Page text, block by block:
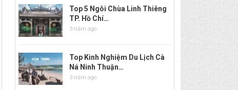
Top 5 Ngôi Chùa Linh Thiêng
TP. Hồ Chí…
3 năm ago
Top Kinh Nghiệm Du Lịch Cà
Ná Ninh Thuận…
3 năm ago